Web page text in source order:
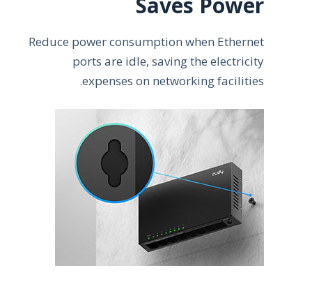
Reduce power consumption when Ethernet
ports are idle, saving the electricity
expenses on networking facilities.